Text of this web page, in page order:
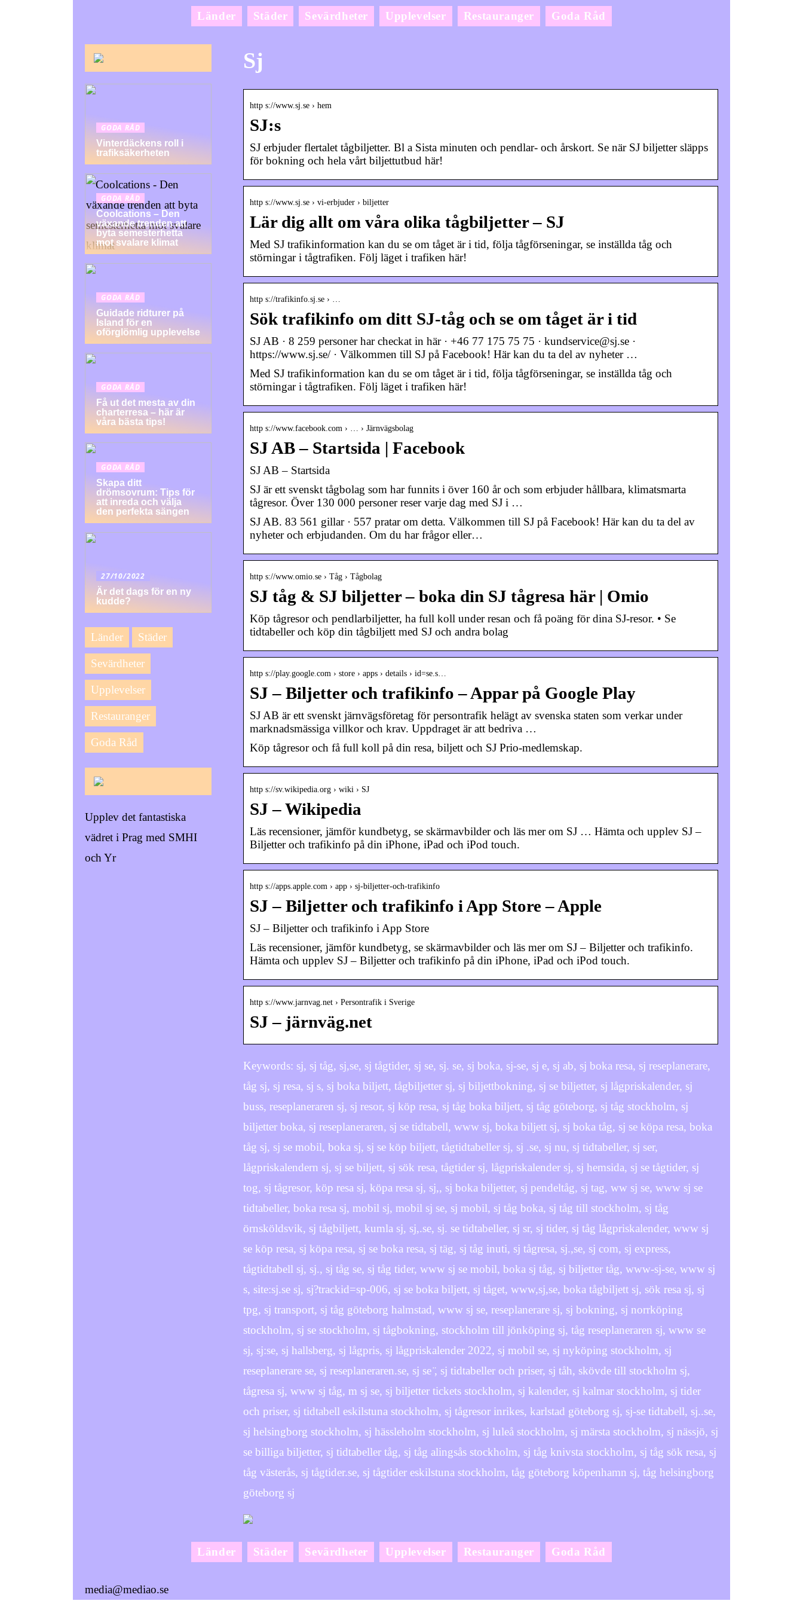
Länder Städer Sevärdheter Upplevelser Restauranger Goda Råd
Sj
http s://www.sj.se › hem
SJ:s
SJ erbjuder flertalet tågbiljetter. Bl a Sista minuten och pendlar- och årskort. Se när SJ biljetter släpps
för bokning och hela vårt biljettutbud här!
http s://www.sj.se › vi-erbjuder › biljetter
Lär dig allt om våra olika tågbiljetter – SJ
Med SJ trafikinformation kan du se om tåget är i tid, följa tågförseningar, se inställda tåg och
störningar i tågtrafiken. Följ läget i trafiken här!
http s://trafikinfo.sj.se › …
Sök trafikinfo om ditt SJ-tåg och se om tåget är i tid
SJ AB · 8 259 personer har checkat in här · +46 77 175 75 75 · kundservice@sj.se ·
https://www.sj.se/ · Välkommen till SJ på Facebook! Här kan du ta del av nyheter …
Med SJ trafikinformation kan du se om tåget är i tid, följa tågförseningar, se inställda tåg och
störningar i tågtrafiken. Följ läget i trafiken här!
http s://www.facebook.com › … › Järnvägsbolag
SJ AB – Startsida | Facebook
SJ AB – Startsida
SJ är ett svenskt tågbolag som har funnits i över 160 år och som erbjuder hållbara, klimatsmarta
tågresor. Över 130 000 personer reser varje dag med SJ i …
SJ AB. 83 561 gillar · 557 pratar om detta. Välkommen till SJ på Facebook! Här kan du ta del av
nyheter och erbjudanden. Om du har frågor eller…
http s://www.omio.se › Tåg › Tågbolag
SJ tåg & SJ biljetter – boka din SJ tågresa här | Omio
Köp tågresor och pendlarbiljetter, ha full koll under resan och få poäng för dina SJ-resor. • Se
tidtabeller och köp din tågbiljett med SJ och andra bolag
http s://play.google.com › store › apps › details › id=se.s…
SJ – Biljetter och trafikinfo – Appar på Google Play
SJ AB är ett svenskt järnvägsföretag för persontrafik helägt av svenska staten som verkar under
marknadsmässiga villkor och krav. Uppdraget är att bedriva …
Köp tågresor och få full koll på din resa, biljett och SJ Prio-medlemskap.
http s://sv.wikipedia.org › wiki › SJ
SJ – Wikipedia
Läs recensioner, jämför kundbetyg, se skärmavbilder och läs mer om SJ … Hämta och upplev SJ –
Biljetter och trafikinfo på din iPhone, iPad och iPod touch.
http s://apps.apple.com › app › sj-biljetter-och-trafikinfo
SJ – Biljetter och trafikinfo i App Store – Apple
‎SJ – Biljetter och trafikinfo i App Store
Läs recensioner, jämför kundbetyg, se skärmavbilder och läs mer om SJ – Biljetter och trafikinfo.
Hämta och upplev SJ – Biljetter och trafikinfo på din iPhone, iPad och iPod touch.
http s://www.jarnvag.net › Persontrafik i Sverige
SJ – järnväg.net
Keywords: sj, sj tåg, sj,se, sj tågtider, sj se, sj. se, sj boka, sj-se, sj e, sj ab, sj boka resa, sj reseplanerare,
tåg sj, sj resa, sj s, sj boka biljett, tågbiljetter sj, sj biljettbokning, sj se biljetter, sj lågpriskalender, sj
buss, reseplaneraren sj, sj resor, sj köp resa, sj tåg boka biljett, sj tåg göteborg, sj tåg stockholm, sj
biljetter boka, sj reseplaneraren, sj se tidtabell, www sj, boka biljett sj, sj boka tåg, sj se köpa resa, boka
tåg sj, sj se mobil, boka sj, sj se köp biljett, tågtidtabeller sj, sj .se, sj nu, sj tidtabeller, sj ser,
lågpriskalendern sj, sj se biljett, sj sök resa, tågtider sj, lågpriskalender sj, sj hemsida, sj se tågtider, sj
tog, sj tågresor, köp resa sj, köpa resa sj, sj,, sj boka biljetter, sj pendeltåg, sj tag, ww sj se, www sj se
tidtabeller, boka resa sj, mobil sj, mobil sj se, sj mobil, sj tåg boka, sj tåg till stockholm, sj tåg
örnsköldsvik, sj tågbiljett, kumla sj, sj,.se, sj. se tidtabeller, sj sr, sj tider, sj tåg lågpriskalender, www sj
se köp resa, sj köpa resa, sj se boka resa, sj täg, sj tåg inuti, sj tågresa, sj.,se, sj com, sj express,
tågtidtabell sj, sj., sj tåg se, sj tåg tider, www sj se mobil, boka sj tåg, sj biljetter tåg, www-sj-se, www sj
s, site:sj.se sj, sj?trackid=sp-006, sj se boka biljett, sj tåget, www,sj,se, boka tågbiljett sj, sök resa sj, sj
tpg, sj transport, sj tåg göteborg halmstad, www sj se, reseplanerare sj, sj bokning, sj norrköping
stockholm, sj se stockholm, sj tågbokning, stockholm till jönköping sj, tåg reseplaneraren sj, www se
sj, sj:se, sj hallsberg, sj lågpris, sj lågpriskalender 2022, sj mobil se, sj nyköping stockholm, sj
reseplanerare se, sj reseplaneraren.se, sj se ̈, sj tidtabeller och priser, sj tåh, skövde till stockholm sj,
tågresa sj, www sj tåg, m sj se, sj biljetter tickets stockholm, sj kalender, sj kalmar stockholm, sj tider
och priser, sj tidtabell eskilstuna stockholm, sj tågresor inrikes, karlstad göteborg sj, sj-se tidtabell, sj..se,
sj helsingborg stockholm, sj hässleholm stockholm, sj luleå stockholm, sj märsta stockholm, sj nässjö, sj
se billiga biljetter, sj tidtabeller tåg, sj tåg alingsås stockholm, sj tåg knivsta stockholm, sj tåg sök resa, sj
tåg västerås, sj tågtider.se, sj tågtider eskilstuna stockholm, tåg göteborg köpenhamn sj, tåg helsingborg
göteborg sj
GODA RÅD
Vinterdäckens roll i
trafiksäkerheten
GODA RÅD
Coolcations – Den
växande trenden att
byta semesterhetta
mot svalare klimat
GODA RÅD
Guidade ridturer på
Island för en
oförglömlig upplevelse
GODA RÅD
Få ut det mesta av din
charterresa – här är
våra bästa tips!
GODA RÅD
Skapa ditt
drömsovrum: Tips för
att inreda och välja
den perfekta sängen
27/10/2022
Är det dags för en ny
kudde?
Länder Städer
Sevärdheter
Upplevelser
Restauranger
Goda Råd
Upplev det fantastiska
vädret i Prag med SMHI
och Yr
Länder Städer Sevärdheter Upplevelser Restauranger Goda Råd
media@mediao.se